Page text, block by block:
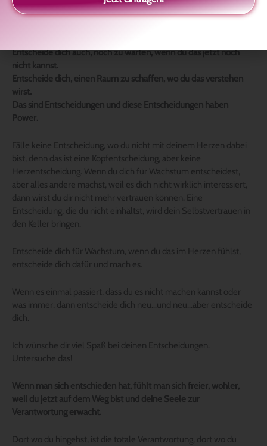
Also noch einmal:
Entscheide dich auch, noch zu warten, wenn du das jetzt noch
nicht kannst.
Entscheide dich, einen Raum zu schaffen, wo du das verstehen
wirst.
Das sind Entscheidungen und diese Entscheidungen haben
Power.
Fälle keine Entscheidung, wo du nicht mit deinem Herzen dabei
bist, denn das ist eine Kopfentscheidung, aber keine
Herzentscheidung. Wenn du dich für Wachstum entscheidest,
aber alles andere machst, weil es dich nicht wirklich interessiert,
dann wirst du dir nicht mehr vertrauen können. Eine
Entscheidung, die du nicht einhältst, wird dein Selbstvertrauen in
den Keller bringen.
Entscheide dich für Wachstum, wenn du das im Herzen fühlst,
entscheide dich dafür und mach es.
Wenn es einmal passiert, dass du es nicht machen kannst oder
was immer, dann entscheide dich neu…und neu…aber entscheide
dich.
Ich wünsche dir viel Spaß bei deinen Entscheidungen.
Untersuche das!
Wenn man sich entschieden hat, fühlt man sich freier, wohler,
weil du jetzt auf dem Weg bist und deine Seele zur
Verantwortung erwacht.
Dort wo du hingehst, ist die totale Verantwortung, dort wo du